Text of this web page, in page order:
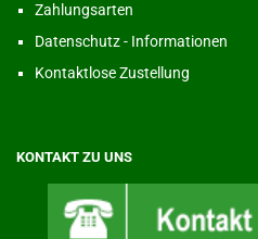
Zahlungsarten
Datenschutz - Informationen
Kontaktlose Zustellung
KONTAKT ZU UNS